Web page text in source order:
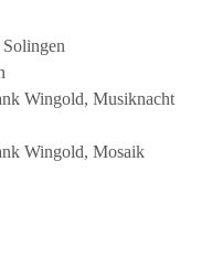
Wingold, Musiknacht
Wingold, Mosaik